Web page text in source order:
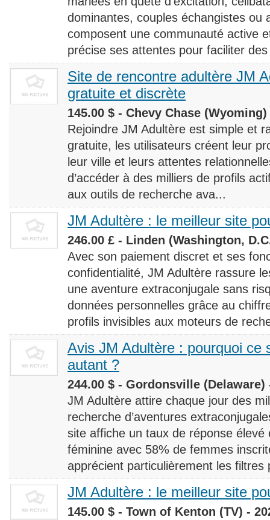
dominantes, couples échangistes ou
composent une communauté active
précise ses attentes pour faciliter
Site de rencontre adultère JM
gratuite et discrète
145.00 $ - Chevy Chase (Wyoming)
Rejoindre JM Adultère est simple et
gratuite, les utilisateurs créent leur
leur ville et leurs attentes
d’accéder à des milliers de profils
aux outils de recherche ava...
JM Adultère : le meilleur site
246.00 £ - Linden (Washington,
Avec son paiement discret et ses
confidentialité, JM Adultère rassure
une aventure extraconjugale sans
données personnelles grâce au
profils invisibles aux moteurs de
Avis JM Adultère : pourquoi ce
autant ?
244.00 $ - Gordonsville (Delaware)
JM Adultère attire chaque jour des
recherche d’aventures
site affiche un taux de réponse
féminine avec 58% de femmes
apprécient particulièrement les filtres
JM Adultère : le meilleur site
145.00 $ - Town of Kenton (TV) -